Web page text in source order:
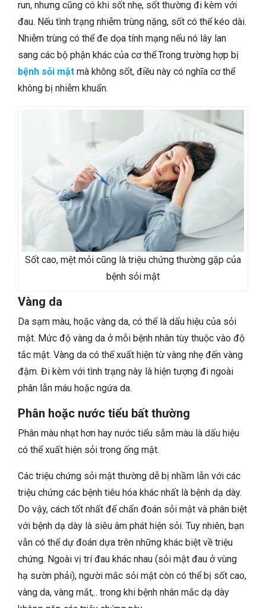
run, nhưng cũng có khi sốt nhẹ, sốt thường đi kèm với
đau. Nếu tình trạng nhiễm trùng nặng, sốt có thể kéo dài.
Nhiễm trùng có thể đe dọa tính mạng nếu nó lây lan
sang các bộ phận khác của cơ thể.Trong trường hợp bị
bệnh sỏi mật mà không sốt, điều này có nghĩa cơ thể
không bị nhiễm khuẩn.
Sốt cao, mệt mỏi cũng là triệu chứng thường gặp của
bệnh sỏi mật
Vàng da
Da sạm màu, hoặc vàng da, có thể là dấu hiệu của sỏi
mật. Mức độ vàng da ở mỗi bệnh nhân tùy thuộc vào độ
tắc mật. Vàng da có thể xuất hiện từ vàng nhẹ đến vàng
đậm. Đi kèm với tình trạng này là hiện tượng đi ngoài
phân lẫn máu hoặc ngứa da.
Phân hoặc nước tiểu bất thường
Phân màu nhạt hơn hay nước tiểu sẫm màu là dấu hiệu
có thể xuất hiện sỏi trong ống mật.
Các triệu chứng sỏi mật thường dễ bị nhầm lẫn với các
triệu chứng các bệnh tiêu hóa khác nhất là bệnh dạ dày.
Do vậy, cách tốt nhất để chẩn đoán sỏi mật và phân biệt
với bệnh dạ dày là siêu âm phát hiện sỏi. Tuy nhiên, bạn
vẫn có thể dự đoán dựa trên những khác biệt về triệu
chứng. Ngoài vị trí đau khác nhau (sỏi mật đau ở vùng
hạ sườn phải), người mắc sỏi mật còn có thể bị sốt cao,
vàng da, vàng mắt,.. trong khi bệnh nhân mắc dạ dày